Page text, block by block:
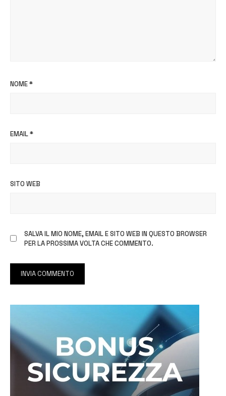
NOME*
EMAIL*
SITO WEB
SALVA IL MIO NOME, EMAIL E SITO WEB IN QUESTO BROWSER
PER LA PROSSIMA VOLTA CHE COMMENTO.